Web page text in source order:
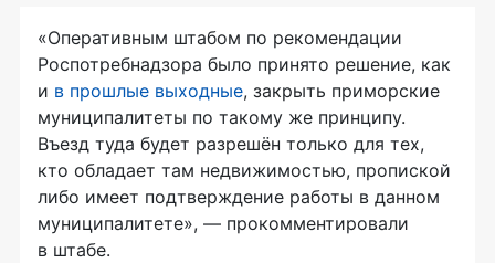
«Оперативным штабом по рекомендации
Роспотребнадзора было принято решение, как
и в прошлые выходные, закрыть приморские
муниципалитеты по такому же принципу.
Въезд туда будет разрешён только для тех,
кто обладает там недвижимостью, пропиской
либо имеет подтверждение работы в данном
муниципалитете», — прокомментировали
в штабе.